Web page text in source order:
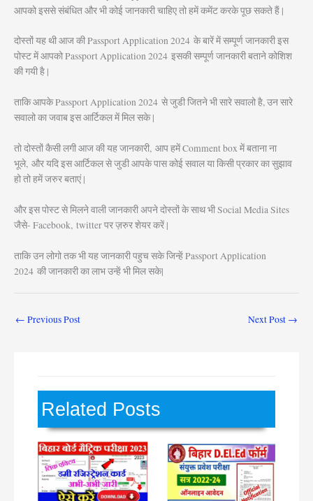
आपको इससे संबंधित और भी कोई जानकारी चाहिए तो हमें कमेंट करके पूछ सकते हैं |
दोस्तों यह थी आज की Passport Application 2024 के बारें में सम्पूर्ण जानकारी इस
पोस्ट में आपको Passport Application 2024 इसकी सम्पूर्ण जानकारी बताने कोशिश
की गयी है |
ताकि आपके Passport Application 2024 से जुडी जितने भी सारे सवालो है, उन सारे
सवालो का जवाब इस आर्टिकल में मिल सके |
तो दोस्तों कैसी लगी आज की यह जानकारी, आप हमें Comment box में बताना ना
भूले, और यदि इस आर्टिकल से जुडी आपके पास कोई सवाल या किसी प्रकार का सुझाव
हो तो हमें जरुर बताएं |
और इस पोस्ट से मिलने वाली जानकारी अपने दोस्तों के साथ भी Social Media Sites
जैसे- Facebook, twitter पर ज़रुर शेयर करें |
ताकि उन लोगो तक भी यह जानकारी पहुच सके जिन्हें Passport Application
2024 की जानकारी का लाभ उन्हें भी मिल सके|
← Previous Post Next Post →
Related Posts